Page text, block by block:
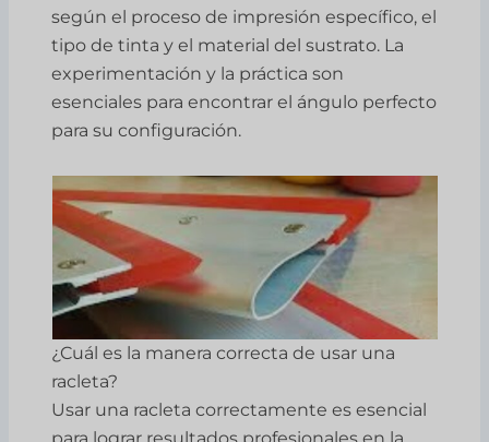
según el proceso de impresión específico, el
tipo de tinta y el material del sustrato. La
experimentación y la práctica son
esenciales para encontrar el ángulo perfecto
para su configuración.
¿Cuál es la manera correcta de usar una
racleta?
Usar una racleta correctamente es esencial